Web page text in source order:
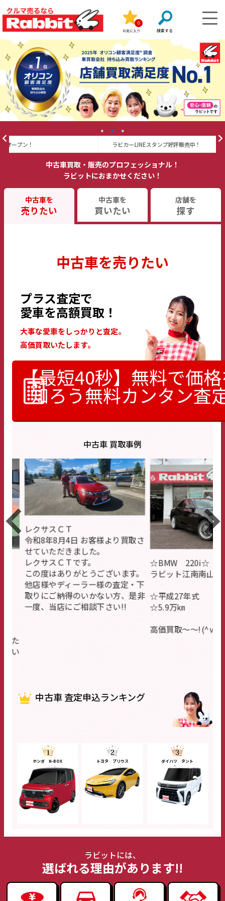
お気に入り
0
ラビカーLINEスタンプ好評販売中！ 7/
中古車買取・販売のプロフェッショナル！
ラビットにおまかせください！
中古車を
売りたい
中古車を
買いたい
店舗を
探す
中古車を売りたい
プラス査定で
愛車を高額買取！
大事な愛車をしっかりと査定。
高価買取いたします。
【最短40秒】無料で価
知ろう無料カンタン査
中古車 買取事例
より買取さ
ざいます。
の査定・下
い方、是非
さい!!
☆BMW 220i☆
ラビット江南南山店(^^)/
☆平成27年式
☆5.9万㎞
☆トヨタ
ラビット江
☆平成31年
☆3.5万㎞
高価買取～
中古車 査定申込ランキング
ホンダ N-BOX トヨタ プリウス ダイハツ タント
ラビットには、
選ばれる理由があります!!